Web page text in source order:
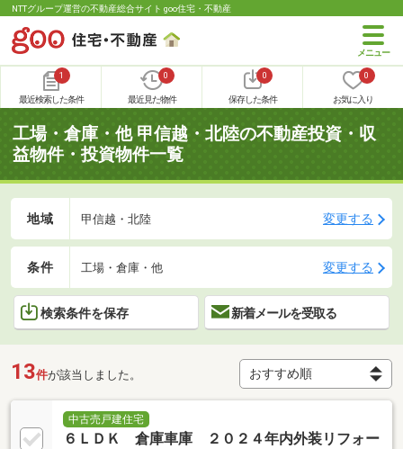
NTTグループ運営の不動産総合サイト goo住宅・不動産
1
最近検索した条件
0
最近見た物件
0
保存した条件
0
お気に入り
工場・倉庫・他 甲信越・北陸の不動産投資・収
益物件・投資物件一覧
地域 甲信越・北陸 変更する
条件 工場・倉庫・他 変更する
検索条件を保存 新着メールを受取る
13件が該当しました。
中古売戸建住宅
６ＬＤＫ 倉庫車庫 ２０２４年内外装リフォー